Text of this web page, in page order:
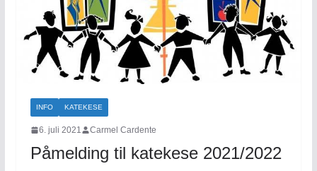
INFO KATEKESE
6. juli 2021 Carmel Cardente
Påmelding til katekese 2021/2022